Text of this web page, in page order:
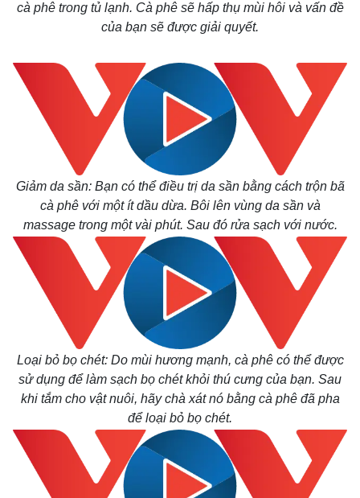
Quan sát
Cuộc sống đó đây
Hồ sơ
Multimedia
Video
Ảnh
E-Magazine
Infographic
cà phê trong tủ lạnh. Cà phê sẽ hấp thụ mùi hôi và vấn đề
của bạn sẽ được giải quyết.
Giảm da sần: Bạn có thể điều trị da sần bằng cách trộn bã
cà phê với một ít dầu dừa. Bôi lên vùng da sần và
massage trong một vài phút. Sau đó rửa sạch với nước.
Loại bỏ bọ chét: Do mùi hương mạnh, cà phê có thể được
sử dụng để làm sạch bọ chét khỏi thú cưng của bạn. Sau
khi tắm cho vật nuôi, hãy chà xát nó bằng cà phê đã pha
để loại bỏ bọ chét.